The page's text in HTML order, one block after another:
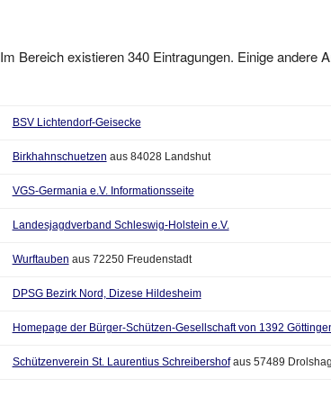
Im Bereich existieren 340 Eintragungen. Einige andere
BSV Lichtendorf-Geisecke
Birkhahnschuetzen aus 84028 Landshut
VGS-Germania e.V. Informationsseite
Landesjagdverband Schleswig-Holstein e.V.
Wurftauben aus 72250 Freudenstadt
DPSG Bezirk Nord, Dizese Hildesheim
Homepage der Bürger-Schützen-Gesellschaft von 1392
Schützenverein St. Laurentius Schreibershofaus 57489